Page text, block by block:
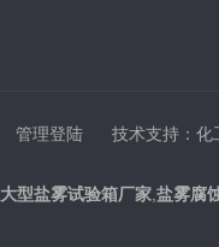
管理登陆 技术支持： 化
大型盐雾试验箱厂家 盐雾腐